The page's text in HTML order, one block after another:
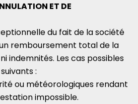
ET DE
du fait de la société
remboursement total de la
indemnités. Les cas possibles
:
ou météorologiques rendant
impossible.